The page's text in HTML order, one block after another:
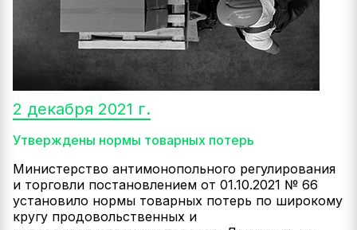
2 декабря 2021 г.
Утверждены нормы товарных потерь
Министерство антимонопольного регулирования
и торговли постановлением от 01.10.2021 № 66
установило нормы товарных потерь по широкому
кругу продовольственных и